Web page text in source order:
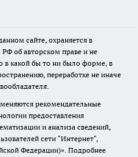
сайте, охраняется в
РФ об авторском праве и не
в какой бы то ни было форме, в
переработке не иначе
рекомендательные
предоставления
и анализа сведений,
сети "Интернет",
Федерации)». Подробнее